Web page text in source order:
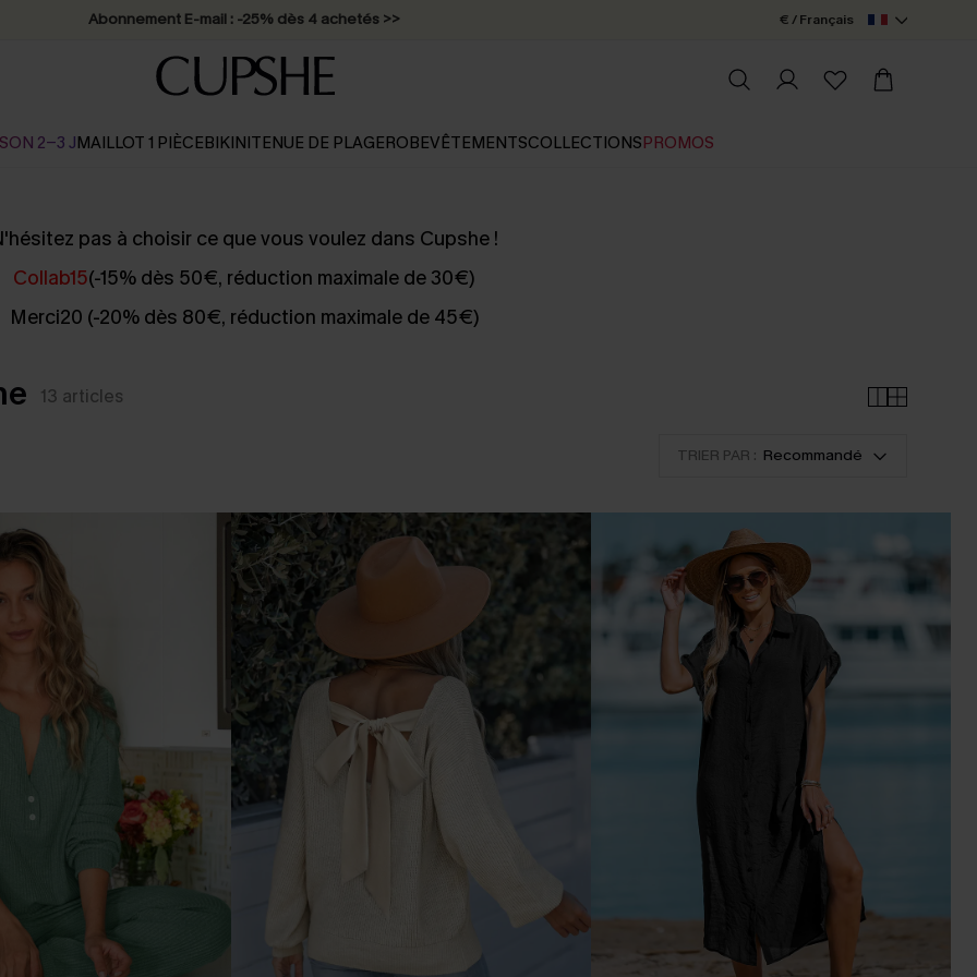
Abonnement E-mail : -25% dès 4 achetés >> € / Français
2-3 JMAILLOT 1 PIÈCEBIKINITENUE DE PLAGEROBEVÊTEMENTSCOLLECTIONSPROMOS
pas à choisir ce que vous voulez dans Cupshe !
Collab15(-15% dès 50€, réduction maximale de 30€)
Merci20 (-20% dès 80€, réduction maximale de 45€)
13 articles
TRIER PAR : Recommandé